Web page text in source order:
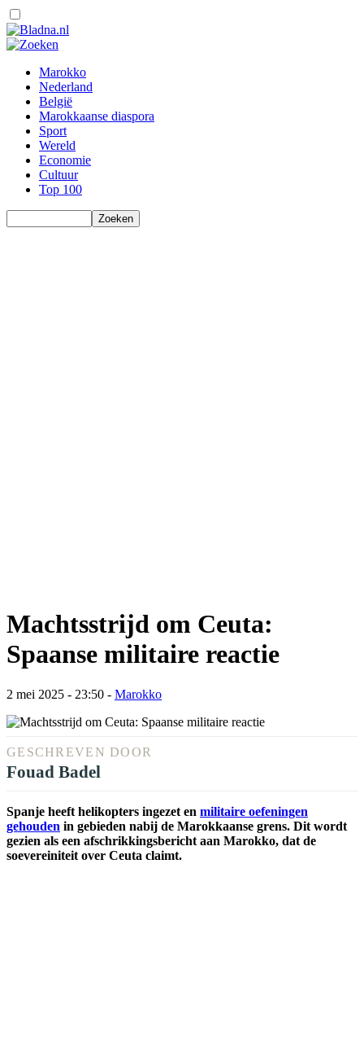
Marokko
Nederland
België
Marokkaanse diaspora
Sport
Wereld
Economie
Cultuur
Top 100
Machtsstrijd om Ceuta:
Spaanse militaire reactie
2 mei 2025 - 23:50 - Marokko
GESCHREVEN DOOR
Fouad Badel
Spanje heeft helikopters ingezet en militaire oefeningen
gehouden in gebieden nabij de Marokkaanse grens. Dit wordt
gezien als een afschrikkingsbericht aan Marokko, dat de
soevereiniteit over Ceuta claimt.